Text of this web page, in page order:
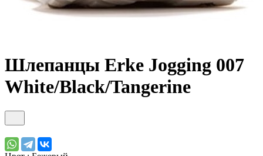
Шлепанцы Erke Jogging 007
White/Black/Tangerine